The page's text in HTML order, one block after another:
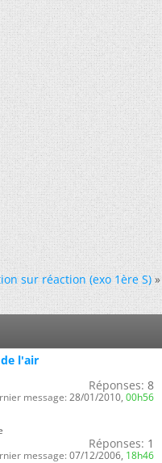
sur réaction (exo 1ère S) »
l'air
Réponses: 8
message: 28/01/2010, 00h56
Réponses: 1
message: 07/12/2006, 18h46